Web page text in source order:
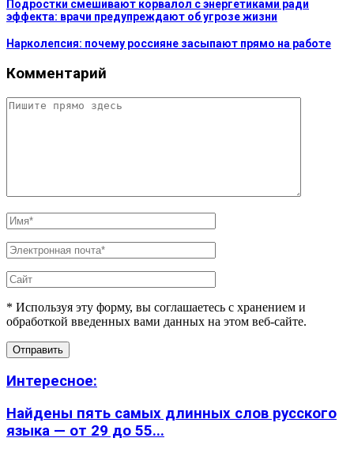
Подростки смешивают корвалол с энергетиками ради
эффекта: врачи предупреждают об угрозе жизни
Нарколепсия: почему россияне засыпают прямо на работе
Комментарий
* Используя эту форму, вы соглашаетесь с хранением и
обработкой введенных вами данных на этом веб-сайте.
Интересное:
Найдены пять самых длинных слов русского
языка — от 29 до 55...